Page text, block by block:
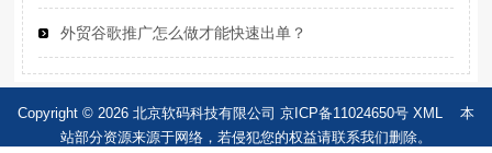
外贸谷歌推广怎么做才能快速出单？
Copyright © 2026 北京软码科技有限公司 京ICP备11024650号 XML 本
站部分资源来源于网络，若侵犯您的权益请联系我们删除。